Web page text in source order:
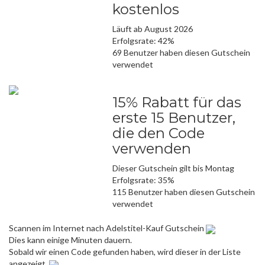
kostenlos
Läuft ab August 2026
Erfolgsrate: 42%
69 Benutzer haben diesen Gutschein
verwendet
15% Rabatt für das
erste 15 Benutzer,
die den Code
verwenden
Dieser Gutschein gilt bis Montag
Erfolgsrate: 35%
115 Benutzer haben diesen Gutschein
verwendet
Scannen im Internet nach Adelstitel-Kauf Gutschein
Dies kann einige Minuten dauern.
Sobald wir einen Code gefunden haben, wird dieser in der Liste